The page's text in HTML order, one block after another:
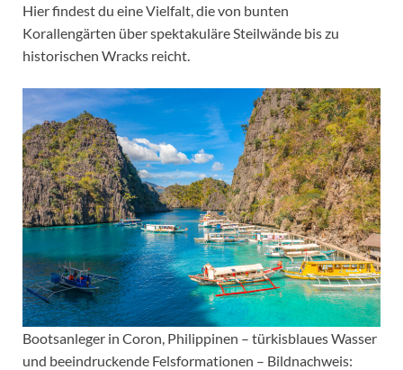
Hier findest du eine Vielfalt, die von bunten
Korallengärten über spektakuläre Steilwände bis zu
historischen Wracks reicht.
Bootsanleger in Coron, Philippinen – türkisblaues Wasser
und beeindruckende Felsformationen – Bildnachweis: